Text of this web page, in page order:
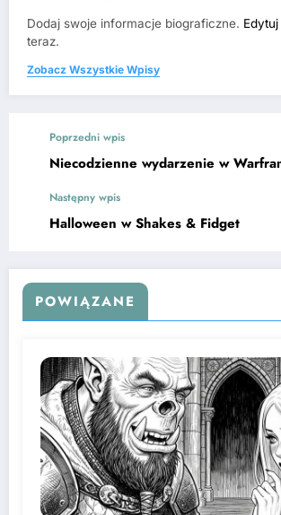
Dodaj swoje informacje biograficzne.
teraz.
Zobacz Wszystkie Wpisy
Poprzedni wpis
Niecodzienne wydarzenie w
Następny wpis
Halloween w Shakes & Fidget
POWIĄZANE